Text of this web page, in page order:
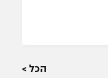
הכל >